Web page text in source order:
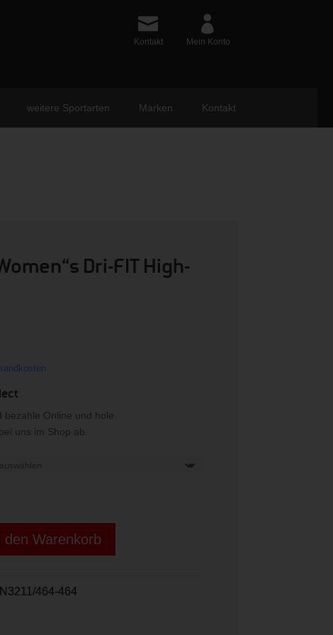
Kontakt Mein Konto
weitere Sportarten Marken Kontakt
Dri-FIT High-
bezahle Online und hole
uns im Shop ab.
den Warenkorb
464-464